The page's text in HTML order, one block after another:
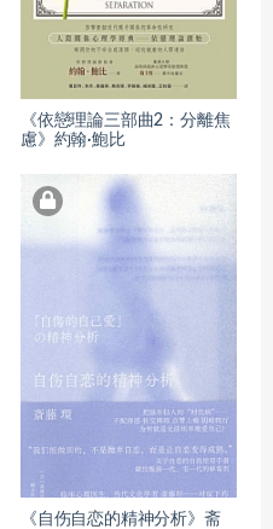
《依戀理論三部曲2：分離焦
慮》約翰·鮑比
《自伤自恋的精神分析》斋